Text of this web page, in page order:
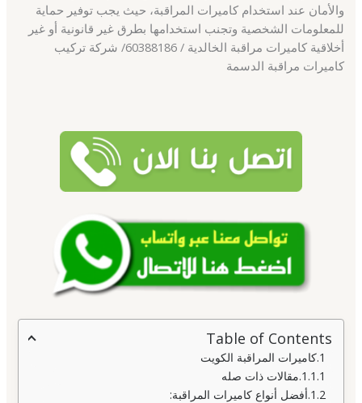
والأمان عند استخدام كاميرات المراقبة، حيث يجب توفير حماية
للمعلومات الشخصية وتجنب استخدامها بطرق غير قانونية أو غير
أخلاقية كاميرات مراقبة الخالدية / 60388186/ شركة تركيب
كاميرات مراقبة الدسمة
Table of Contents
كاميرات المراقبة الكويت
مقالات ذات صله
أفضل أنواع كاميرات المراقبة: